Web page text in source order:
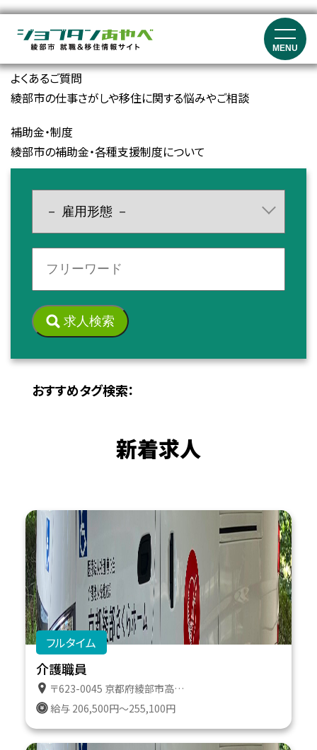
MENU
就職マッチングイベント、就職フェア、セミナーの開催情報
よくあるご質問
綾部市の仕事さがしや移住に関する悩みやご相談
補助金・制度
綾部市の補助金・各種支援制度について
求人検索
おすすめタグ検索：
新着求人
フルタイム
介護職員
〒623-0045 京都府綾部市高津町遠所１番地６１１
給与 206,500円～255,100円